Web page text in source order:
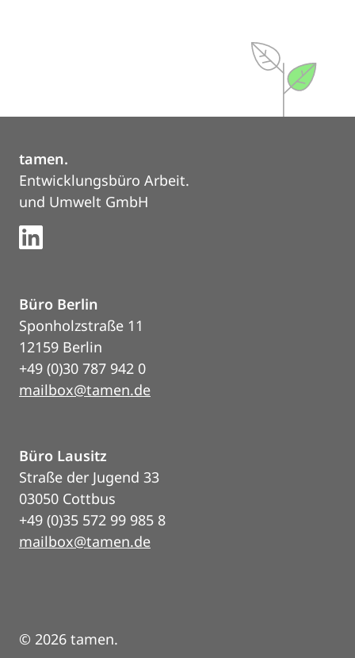
tamen.
Entwicklungsbüro Arbeit.
und Umwelt GmbH
Büro Berlin
Sponholzstraße 11
12159 Berlin
+49 (0)30 787 942 0
mailbox@tamen.de
Büro Lausitz
Straße der Jugend 33
03050 Cottbus
+49 (0)35 572 99 985 8
mailbox@tamen.de
© 2026 tamen.